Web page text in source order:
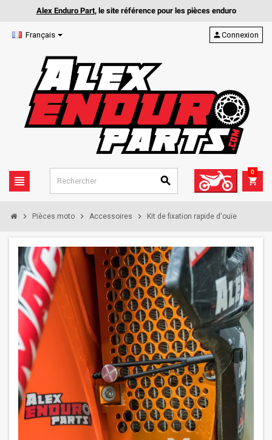
Alex Enduro Part, le site référence pour les pièces enduro
Français
view_headline search
personConnexion
shopping_cart
0
chevron_right Pièces moto chevron_right Accessoires chevron_right Kit de fixation rapide d'ouïe